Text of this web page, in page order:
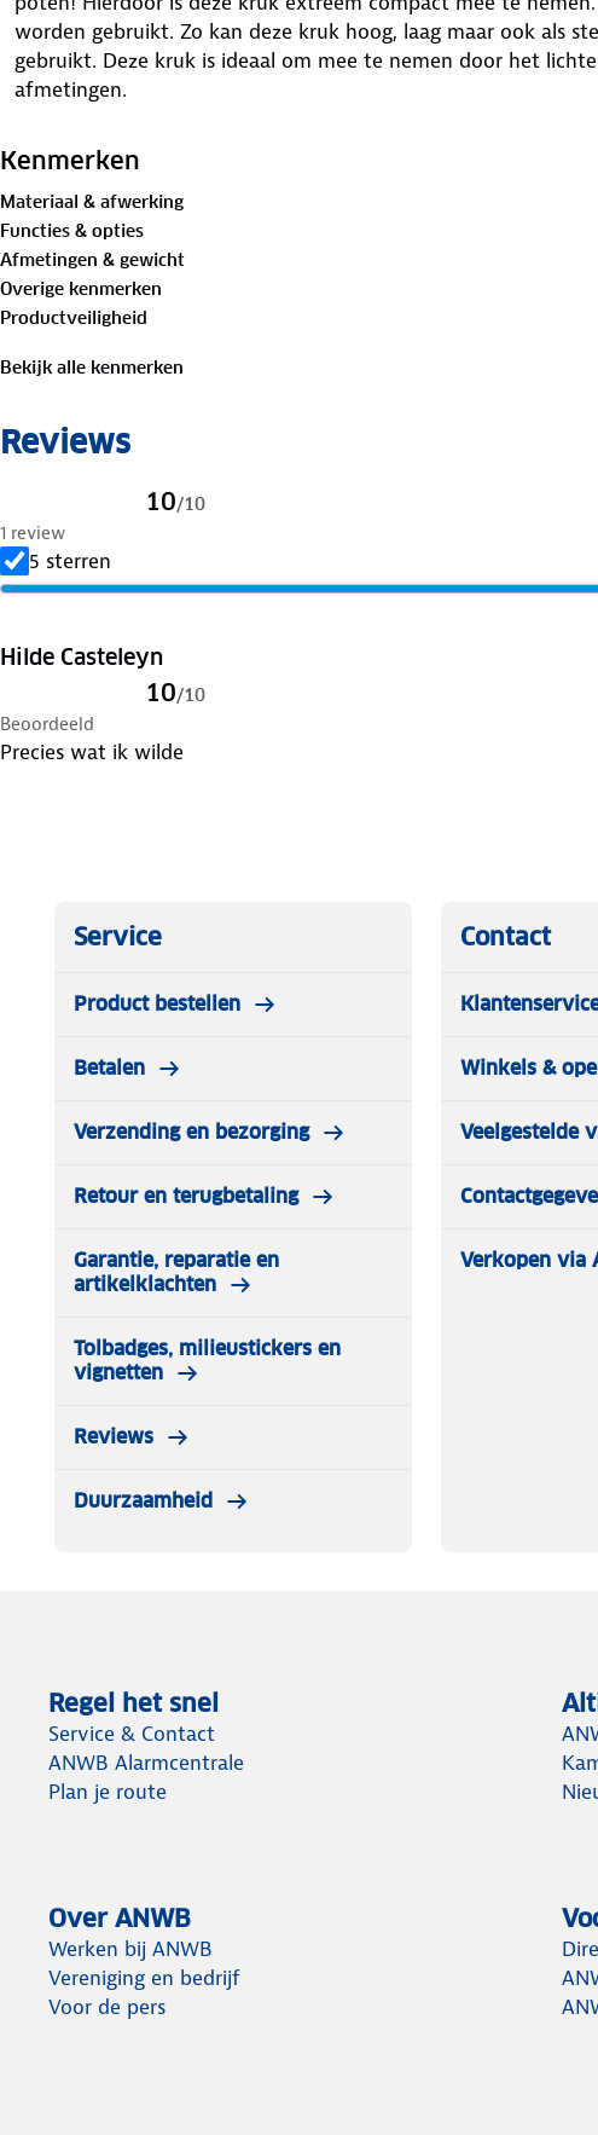
worden gebruikt. Zo kan deze kruk hoog, laag maar ook als
gebruikt. Deze kruk is ideaal om mee te nemen door het
afmetingen.
Kenmerken
Materiaal & afwerking
Functies & opties
Afmetingen & gewicht
Overige kenmerken
Productveiligheid
Bekijk alle kenmerken
Reviews
10/10
1 review
5 sterren
Hilde Casteleyn
10/10
Beoordeeld
Precies wat ik wilde
Service
Product bestellen
Betalen
Verzending en bezorging
Retour en terugbetaling
Garantie, reparatie en
artikelklachten
Tolbadges, milieustickers en
vignetten
Reviews
Duurzaamheid
Contact
Winkels &
Veelgestelde
Verkopen via
Regel het snel
Service & Contact
ANWB Alarmcentrale
Plan je route
Over ANWB
Werken bij ANWB
Vereniging en bedrijf
Voor de pers